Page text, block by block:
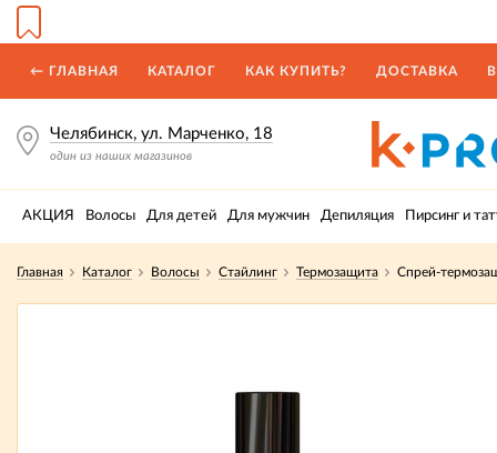
← ГЛАВНАЯ КАТАЛОГ КАК КУПИТЬ? ДОСТАВКА
Челябинск, ул. Марченко, 18
один из наших магазинов
АКЦИЯ Волосы Для детей Для мужчин Депиляция Пирсинг и
Главная Каталог Волосы Стайлинг Термозащита Спрей-